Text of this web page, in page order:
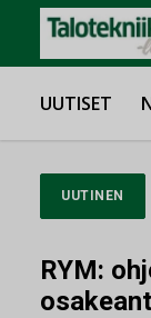
UUTISET
UUTINEN
RYM: